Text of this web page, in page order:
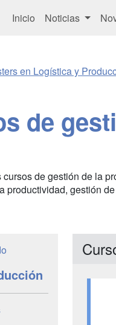
Inicio Noticias
en Logística y
de
de gestión de la
productividad, gestión